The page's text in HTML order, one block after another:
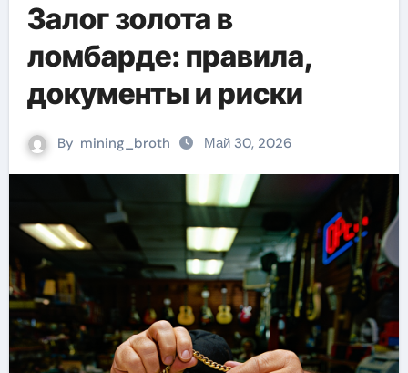
Залог золота в
ломбарде: правила,
документы и риски
By mining_broth Май 30, 2026